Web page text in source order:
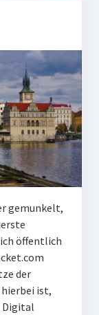
gemunkelt,
öffentlich
der
ist,
Digital